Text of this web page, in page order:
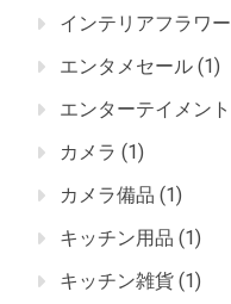
インテリアフラワー
エンタメセール (1)
エンターテイメント
カメラ (1)
カメラ備品 (1)
キッチン用品 (1)
キッチン雑貨 (1)